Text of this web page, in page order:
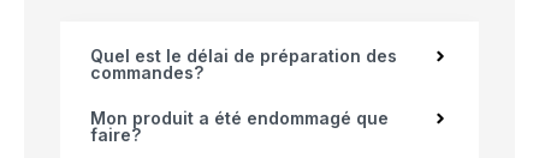
Quel est le délai de préparation des
commandes?
Mon produit a été endommagé que
faire?